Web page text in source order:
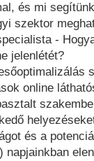
és mi
szektor
-
jelenlétét?
online
és a
napjainkban